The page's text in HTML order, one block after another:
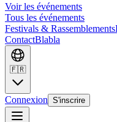
Voir les événements
Tous les événements
Festivals & Rassemblements
ContactBlabla
🇫🇷
Connexion S'inscrire